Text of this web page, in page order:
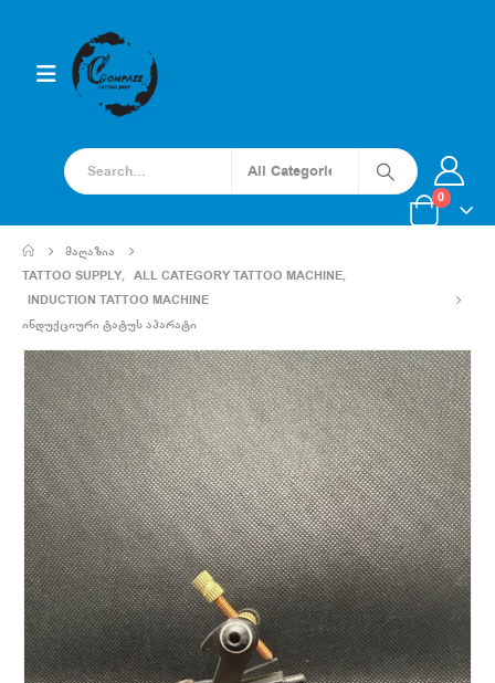
0
ᲛᲐᲦᲐᲖᲘᲐ
TATTOO SUPPLY, ALL CATEGORY TATTOO MACHINE,
INDUCTION TATTOO MACHINE
ᲘᲜᲓᲣᲥᲪᲘᲣᲠᲘ ᲢᲐᲢᲣᲡ ᲐᲞᲐᲠᲐᲢᲘ